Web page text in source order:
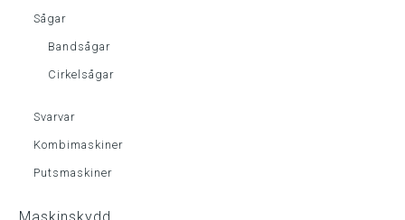
Sågar
Bandsågar
Cirkelsågar
Svarvar
Kombimaskiner
Putsmaskiner